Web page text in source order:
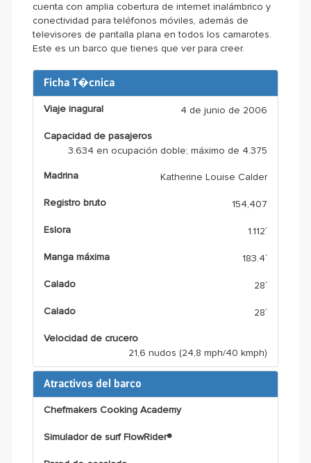
cuenta con amplia cobertura de internet inalámbrico y
conectividad para teléfonos móviles, además de
televisores de pantalla plana en todos los camarotes.
Este es un barco que tienes que ver para creer.
Ficha T�cnica
Viaje inagural 4 de junio de 2006
Capacidad de pasajeros
3.634 en ocupación doble; máximo de 4.375
Madrina Katherine Louise Calder
Registro bruto 154,407
Eslora 1.112´
Manga máxima 183.4`
Calado 28`
Calado 28`
Velocidad de crucero
21,6 nudos (24,8 mph/40 kmph)
Atractivos del barco
Chefmakers Cooking Academy
Simulador de surf FlowRider®